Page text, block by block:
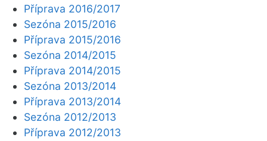
Příprava 2016/2017
Sezóna 2015/2016
Příprava 2015/2016
Sezóna 2014/2015
Příprava 2014/2015
Sezóna 2013/2014
Příprava 2013/2014
Sezóna 2012/2013
Příprava 2012/2013